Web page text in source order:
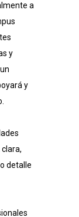
a
y
y
detalle